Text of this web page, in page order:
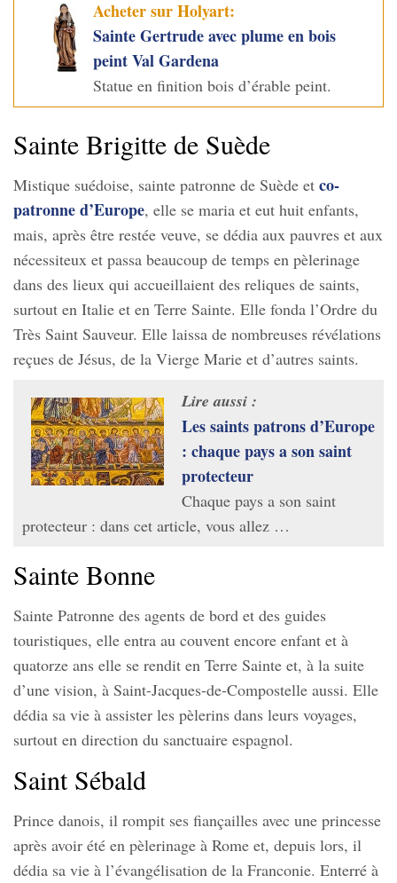
Acheter sur Holyart:
Sainte Gertrude avec plume en bois
peint Val Gardena
Statue en finition bois d’érable peint.
Sainte Brigitte de Suède
Mistique suédoise, sainte patronne de Suède et co-
patronne d’Europe, elle se maria et eut huit enfants,
mais, après être restée veuve, se dédia aux pauvres et aux
nécessiteux et passa beaucoup de temps en pèlerinage
dans des lieux qui accueillaient des reliques de saints,
surtout en Italie et en Terre Sainte. Elle fonda l’Ordre du
Très Saint Sauveur. Elle laissa de nombreuses révélations
reçues de Jésus, de la Vierge Marie et d’autres saints.
Lire aussi :
Les saints patrons d’Europe
: chaque pays a son saint
protecteur
Chaque pays a son saint
protecteur : dans cet article, vous allez …
Sainte Bonne
Sainte Patronne des agents de bord et des guides
touristiques, elle entra au couvent encore enfant et à
quatorze ans elle se rendit en Terre Sainte et, à la suite
d’une vision, à Saint-Jacques-de-Compostelle aussi. Elle
dédia sa vie à assister les pèlerins dans leurs voyages,
surtout en direction du sanctuaire espagnol.
Saint Sébald
Prince danois, il rompit ses fiançailles avec une princesse
après avoir été en pèlerinage à Rome et, depuis lors, il
dédia sa vie à l’évangélisation de la Franconie. Enterré à